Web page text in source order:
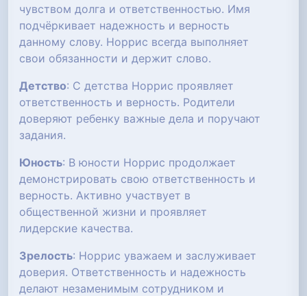
чувством долга и ответственностью. Имя
подчёркивает надежность и верность
данному слову. Норрис всегда выполняет
свои обязанности и держит слово.
Детство: С детства Норрис проявляет
ответственность и верность. Родители
доверяют ребенку важные дела и поручают
задания.
Юность: В юности Норрис продолжает
демонстрировать свою ответственность и
верность. Активно участвует в
общественной жизни и проявляет
лидерские качества.
Зрелость: Норрис уважаем и заслуживает
доверия. Ответственность и надежность
делают незаменимым сотрудником и